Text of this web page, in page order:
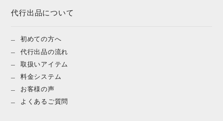
代行出品について
初めての方へ
代行出品の流れ
取扱いアイテム
料金システム
お客様の声
よくあるご質問